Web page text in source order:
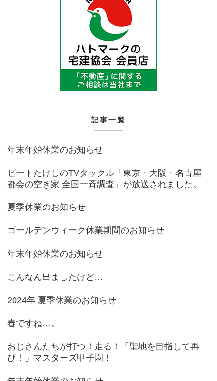
記事一覧
年末年始休業のお知らせ
ビートたけしのTVタックル「東京・大阪・名古屋
都会の空き家 全国一斉調査」が放送されました。
夏季休業のお知らせ
ゴールデンウィーク休業期間のお知らせ
年末年始休業のお知らせ
こんなん出ましたけど…
2024年 夏季休業のお知らせ
春ですね…。
おじさんたちが打つ！走る！「聖地を目指して再
び！」マスターズ甲子園！